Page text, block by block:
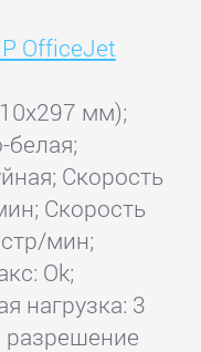
OfficeJet
мм);
белая;
Скорость
Скорость
мин;
Ok;
нагрузка: 3
разрешение